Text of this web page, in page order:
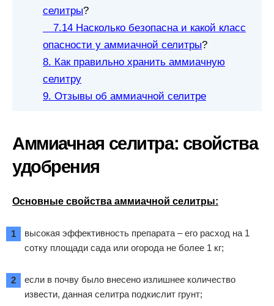
селитры?
7.14 Насколько безопасна и какой класс
опасности у аммиачной селитры?
8. Как правильно хранить аммиачную
селитру
9. Отзывы об аммиачной селитре
Аммиачная селитра: свойства
удобрения
Основные свойства аммиачной селитры:
высокая эффективность препарата – его расход на 1
сотку площади сада или огорода не более 1 кг;
если в почву было внесено излишнее количество
извести, данная селитра подкислит грунт;